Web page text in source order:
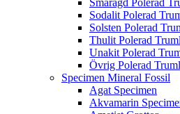
Smaragd Polerad
Sodalit Polerad
Solsten Polerad
Thulit Polerad
Unakit Polerad
Övrig Polerad
Specimen Mineral Fossil
Agat Specimen
Akvamarin